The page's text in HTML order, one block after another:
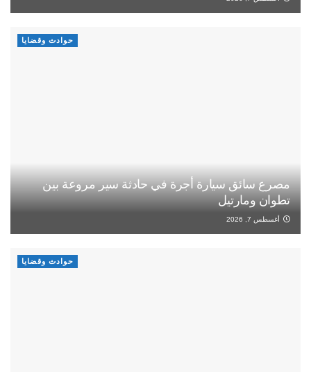
حوادث وقضايا
مصرع سائق سيارة أجرة في حادثة سير مروعة بين
تطوان ومارتيل
أغسطس 7, 2026
حوادث وقضايا